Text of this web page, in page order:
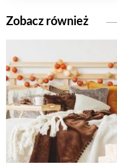
Zobacz również